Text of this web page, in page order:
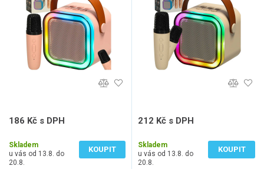
186 Kč s DPH
Skladem
u vás od 13.8. do
20.8.
KOUPIT
212 Kč s DPH
Skladem
u vás od 13.8. do
20.8.
KOUPIT